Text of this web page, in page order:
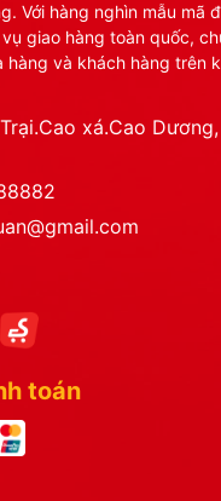
Với hàng nghìn mẫu mã
giao hàng toàn quốc,
hàng và khách hàng trên
xá.Cao
toán